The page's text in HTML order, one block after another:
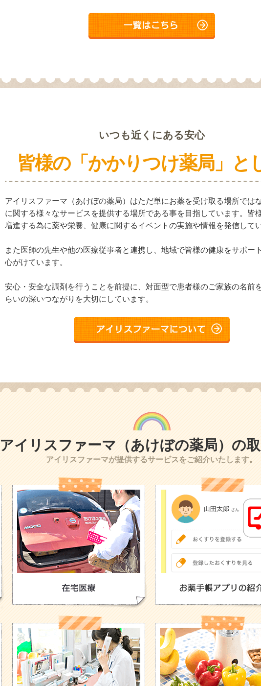
いつも近くにある安心
皆様の「かかりつけ薬局」と
アイリスファーマ（あけぼの薬局）はただ単にお薬を受け取る場所では
に関する様々なサービスを提供する場所である事を目指しています。皆
増進する為に薬や栄養、健康に関するイベントの実施や情報を発信して
また医師の先生や他の医療従事者と連携し、地域で皆様の健康をサポー
心がけています。
安心・安全な調剤を行うことを前提に、対面型で患者様のご家族の名前
らいの深いつながりを大切にしています。
アイリスファーマ（あけぼの薬局）の
アイリスファーマが提供するサービスをご紹介いたします。